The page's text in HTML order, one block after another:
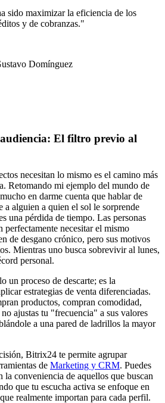
sido maximizar la eficiencia de los
y de cobranzas."
Domínguez
El filtro previo al
necesitan lo mismo es el camino más
Retomando mi ejemplo del mundo de
en darme cuenta que hablar de
a alguien a quien el sol le sorprende
una pérdida de tiempo. Las personas
perfectamente necesitar el mismo
de desgano crónico, pero sus motivos
Mientras uno busca sobrevivir al lunes,
personal.
un proceso de descarte; es la
estrategias de venta diferenciadas.
productos, compran comodidad,
ajustas tu "frecuencia" a sus valores
a una pared de ladrillos la mayor
Bitrix24 te permite agrupar
de Marketing y CRM. Puedes
la conveniencia de aquellos que buscan
que tu escucha activa se enfoque en
realmente importan para cada perfil.